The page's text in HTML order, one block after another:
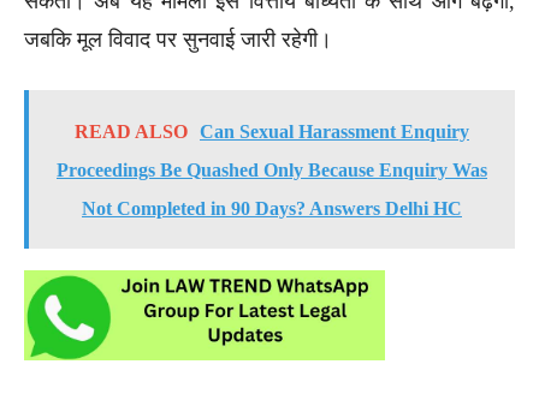
जबकि मूल विवाद पर सुनवाई जारी रहेगी।
READ ALSO Can Sexual Harassment Enquiry
Proceedings Be Quashed Only Because Enquiry Was
Not Completed in 90 Days? Answers Delhi HC